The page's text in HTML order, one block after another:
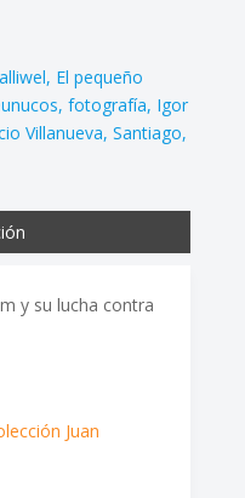
El pequeño
fotografía Igor
Villanueva Santiago
y su lucha contra
Juan